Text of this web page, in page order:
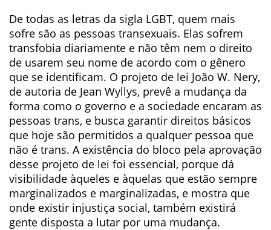
De todas as letras da sigla LGBT, quem mais
sofre são as pessoas transexuais. Elas sofrem
transfobia diariamente e não têm nem o direito
de usarem seu nome de acordo com o gênero
que se identificam. O projeto de lei João W. Nery,
de autoria de Jean Wyllys, prevê a mudança da
forma como o governo e a sociedade encaram as
pessoas trans, e busca garantir direitos básicos
que hoje são permitidos a qualquer pessoa que
não é trans. A existência do bloco pela aprovação
desse projeto de lei foi essencial, porque dá
visibilidade àqueles e àquelas que estão sempre
marginalizados e marginalizadas, e mostra que
onde existir injustiça social, também existirá
gente disposta a lutar por uma mudança.